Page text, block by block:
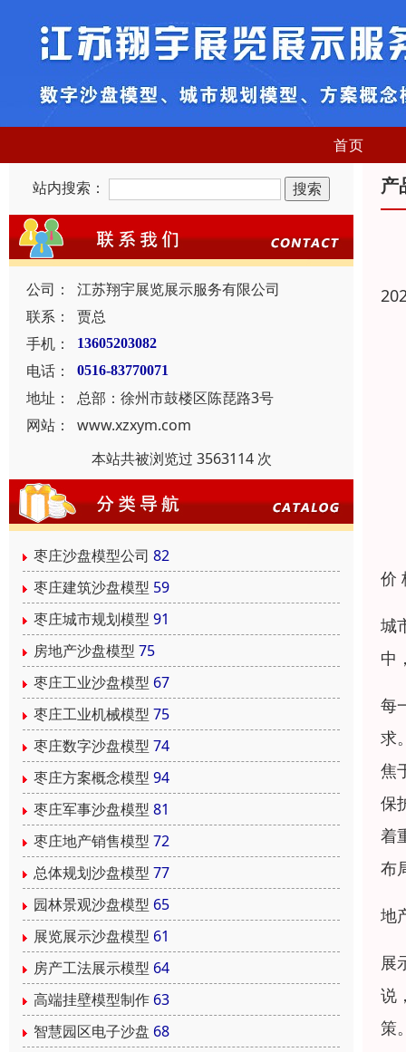
首页
站内搜索：
公司：
江苏翔宇展览展示服务有限公司
联系：
贾总
手机：
13605203082
电话： 0516-83770071
地址：
总部：徐州市鼓楼区陈琵路3号
网站：
www.xzxym.com
本站共被浏览过 3563114 次
枣庄沙盘模型公司 82
枣庄建筑沙盘模型 59
枣庄城市规划模型 91
房地产沙盘模型 75
枣庄工业沙盘模型 67
枣庄工业机械模型 75
枣庄数字沙盘模型 74
枣庄方案概念模型 94
枣庄军事沙盘模型 81
枣庄地产销售模型 72
总体规划沙盘模型 77
园林景观沙盘模型 65
展览展示沙盘模型 61
房产工法展示模型 64
高端挂壁模型制作 63
智慧园区电子沙盘 68
产
价
城
中
每
求
焦
保
着
布
地
展
说
策